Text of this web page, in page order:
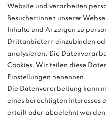
03763 4048350
Montag - Freitag, 08:00 - 16:00
Anrufe aus dem dt. Festnetz zum
ggf. abweichend (abhängig vom
Website und verarbeiten
Besucher:innen unserer
Inhalte und Anzeigen zu
Drittanbietern einzubinden
analysieren. Die
Cookies. Wir teilen diese
Einstellungen benennen.
Die Datenverarbeitung kann
eines berechtigten Interesses
erteilt oder abgelehnt werden.